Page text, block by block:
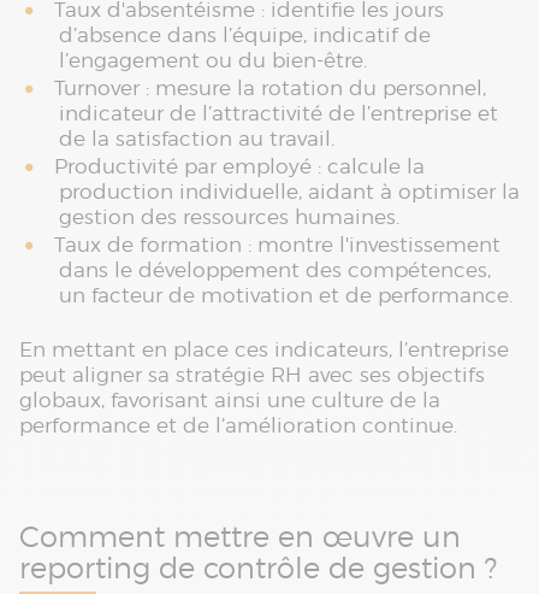
Taux d'absentéisme : identifie les jours
d’absence dans l’équipe, indicatif de
l’engagement ou du bien-être.
Turnover : mesure la rotation du personnel,
indicateur de l’attractivité de l’entreprise et
de la satisfaction au travail.
Productivité par employé : calcule la
production individuelle, aidant à optimiser la
gestion des ressources humaines.
Taux de formation : montre l'investissement
dans le développement des compétences,
un facteur de motivation et de performance.
En mettant en place ces indicateurs, l’entreprise
peut aligner sa stratégie RH avec ses objectifs
globaux, favorisant ainsi une culture de la
performance et de l’amélioration continue.
Comment mettre en œuvre un
reporting de contrôle de gestion ?